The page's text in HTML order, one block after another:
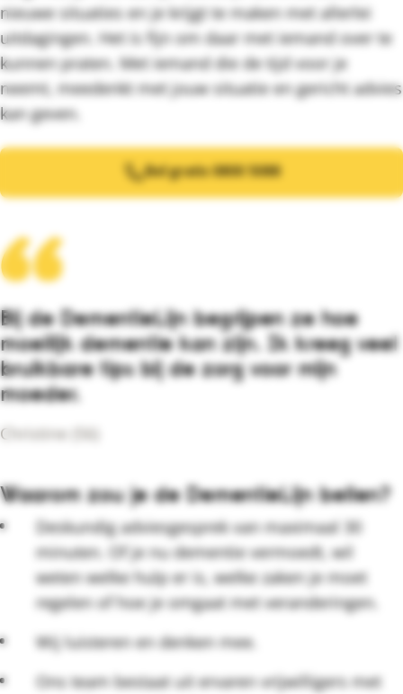
nieuwe situaties en je krijgt te maken met allerlei
uitdagingen. Het is fijn om daar met iemand over te
kunnen praten. Met iemand die de tijd voor je
neemt, meedenkt met jouw situatie en gericht advies
kan geven.
Bel gratis 0800 5088
Bij de DementieLijn begrijpen ze hoe
moeilijk dementie kan zijn. Ik kreeg veel
bruikbare tips bij de zorg voor mijn
moeder.
Christine (56)
Waarom zou je de DementieLijn bellen?
Deskundig adviesgesprek van maximaal 30
minuten. Of je nu dementie vermoedt, wil
weten welke hulp er is, welke zaken je moet
regelen of hoe je omgaat met veranderingen.
Wij luisteren en denken mee.
Ons team bestaat uit ervaren vrijwilligers met